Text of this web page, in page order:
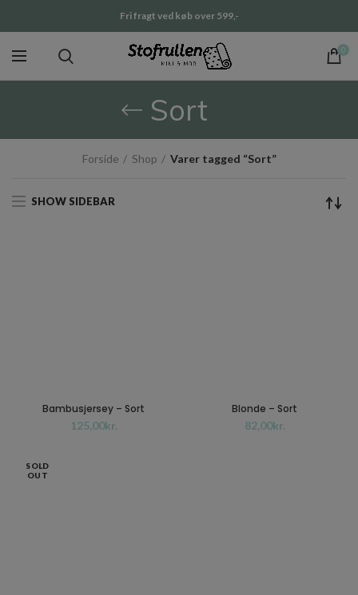
Fri fragt ved køb over 599,-
0
Sort
Forside Shop Varer tagged “Sort”
SHOW SIDEBAR
Bambusjersey – Sort
kr.
Blonde – Sort
kr.
SOLD
OUT